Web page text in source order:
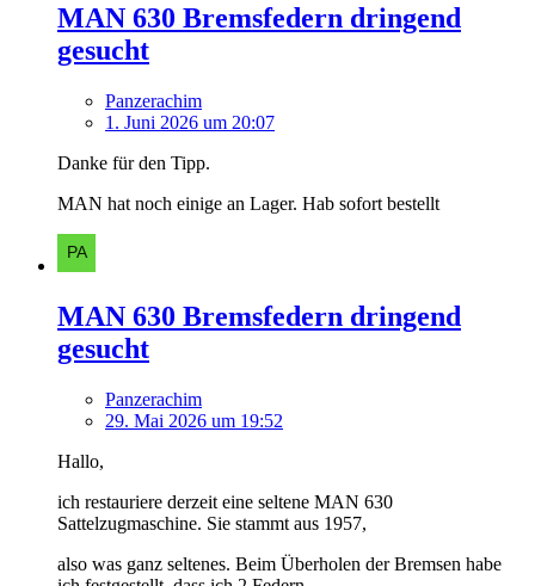
MAN 630 Bremsfedern dringend
gesucht
Panzerachim
1. Juni 2026 um 20:07
Danke für den Tipp.
MAN hat noch einige an Lager. Hab sofort bestellt
MAN 630 Bremsfedern dringend
gesucht
Panzerachim
29. Mai 2026 um 19:52
Hallo,
ich restauriere derzeit eine seltene MAN 630
Sattelzugmaschine. Sie stammt aus 1957,
also was ganz seltenes. Beim Überholen der Bremsen habe